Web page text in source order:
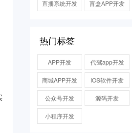
直播系统开发 盲盒APP开发
热门标签
APP开发 代驾app开发
商城APP开发 IOS软件开发
公众号开发 源码开发
小程序开发